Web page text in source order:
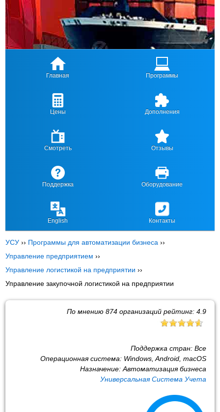
Главная Программы
Цены Дополнения
Смотреть Отзывы
Поддержка Оборудование
English Контакты
УСУ ›› Программы для автоматизации бизнеса ››
Управление предприятием ››
Управление логистикой на предприятии ››
Управление закупочной логистикой на предприятии
По мнению 874организаций рейтинг: 4.9
Поддержка стран: Все
Операционная система: Windows, Android, macOS
Назначение: Автоматизация бизнеса
Универсальная Система Учета